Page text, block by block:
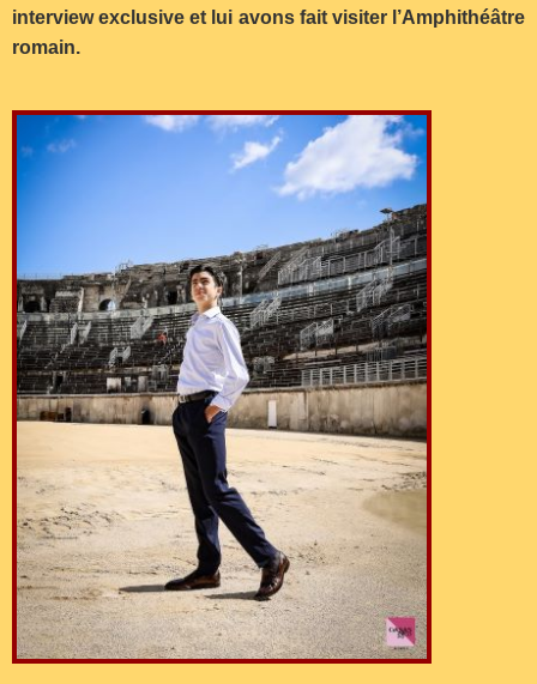
interview exclusive et lui avons fait visiter l’Amphithéâtre
romain.